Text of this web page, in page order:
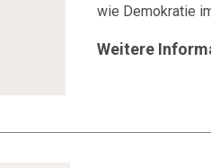
wie Demokratie
Weitere